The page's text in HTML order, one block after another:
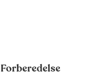
Forberedelse